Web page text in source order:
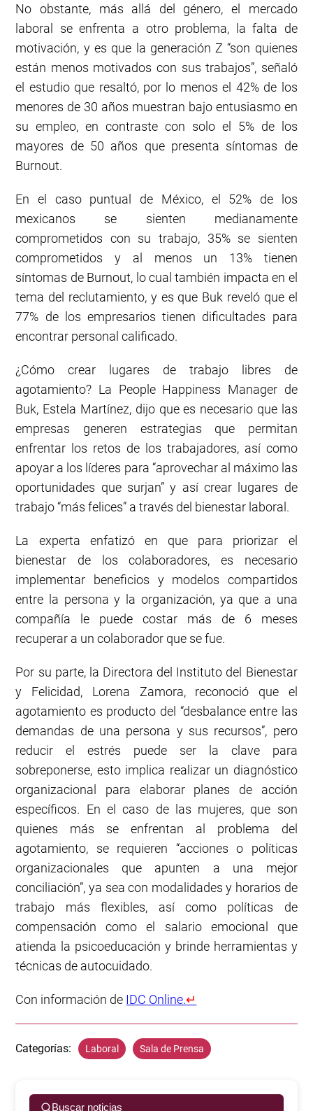
No obstante, más allá del género, el mercado
laboral se enfrenta a otro problema, la falta de
motivación, y es que la generación Z “son quienes
están menos motivados con sus trabajos”, señaló
el estudio que resaltó, por lo menos el 42% de los
menores de 30 años muestran bajo entusiasmo en
su empleo, en contraste con solo el 5% de los
mayores de 50 años que presenta síntomas de
Burnout.
En el caso puntual de México, el 52% de los
mexicanos se sienten medianamente
comprometidos con su trabajo, 35% se sienten
comprometidos y al menos un 13% tienen
síntomas de Burnout, lo cual también impacta en el
tema del reclutamiento, y es que Buk reveló que el
77% de los empresarios tienen dificultades para
encontrar personal calificado.
¿Cómo crear lugares de trabajo libres de
agotamiento? La People Happiness Manager de
Buk, Estela Martínez, dijo que es necesario que las
empresas generen estrategias que permitan
enfrentar los retos de los trabajadores, así como
apoyar a los líderes para “aprovechar al máximo las
oportunidades que surjan” y así crear lugares de
trabajo “más felices” a través del bienestar laboral.
La experta enfatizó en que para priorizar el
bienestar de los colaboradores, es necesario
implementar beneficios y modelos compartidos
entre la persona y la organización, ya que a una
compañía le puede costar más de 6 meses
recuperar a un colaborador que se fue.
Por su parte, la Directora del Instituto del Bienestar
y Felicidad, Lorena Zamora, reconoció que el
agotamiento es producto del “desbalance entre las
demandas de una persona y sus recursos”, pero
reducir el estrés puede ser la clave para
sobreponerse, esto implica realizar un diagnóstico
organizacional para elaborar planes de acción
específicos. En el caso de las mujeres, que son
quienes más se enfrentan al problema del
agotamiento, se requieren “acciones o políticas
organizacionales que apunten a una mejor
conciliación”, ya sea con modalidades y horarios de
trabajo más flexibles, así como políticas de
compensación como el salario emocional que
atienda la psicoeducación y brinde herramientas y
técnicas de autocuidado.
Con información de IDC Online.↵
Categorías: Laboral Sala de Prensa
Buscar noticias